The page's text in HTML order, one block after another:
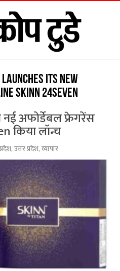
launches its new
SKINN 24Seven
अफोर्डेबल फ्रेगरेंस
किया लॉन्च
,उत्तर प्रदेश,व्यापार